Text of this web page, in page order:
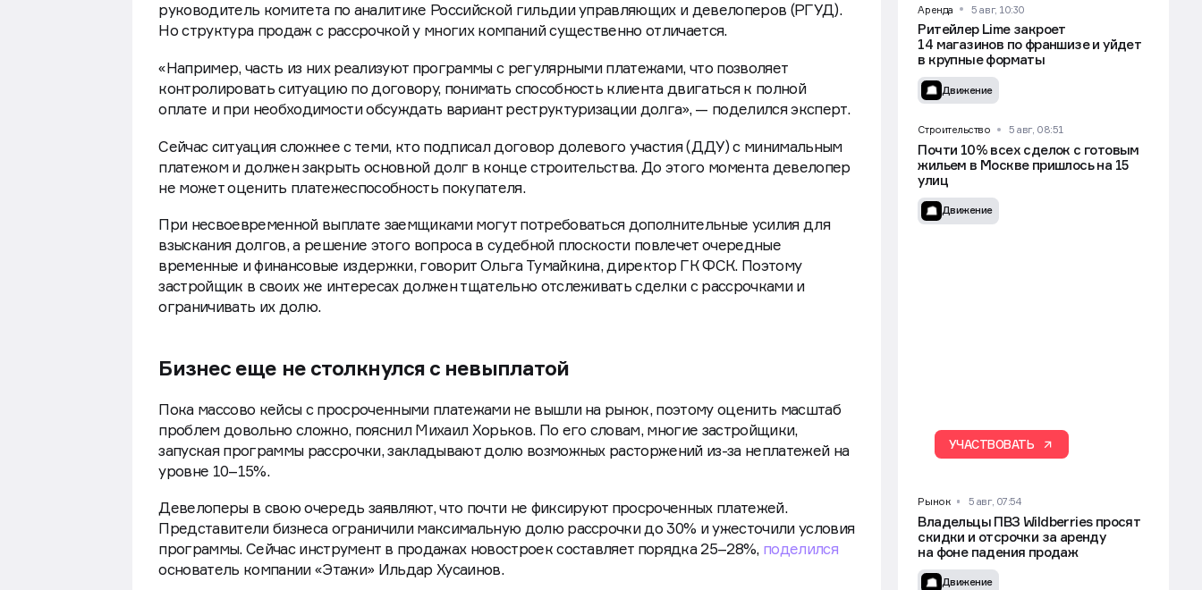
руководитель комитета по аналитике Российской гильдии управляющих и девелоперов (РГУД).
Но структура продаж с рассрочкой у многих компаний существенно отличается.
«Например, часть из них реализуют программы с регулярными платежами, что позволяет
контролировать ситуацию по договору, понимать способность клиента двигаться к полной
оплате и при необходимости обсуждать вариант реструктуризации долга», — поделился эксперт.
Сейчас ситуация сложнее с теми, кто подписал договор долевого участия (ДДУ) с минимальным
платежом и должен закрыть основной долг в конце строительства. До этого момента девелопер
не может оценить платежеспособность покупателя.
При несвоевременной выплате заемщиками могут потребоваться дополнительные усилия для
взыскания долгов, а решение этого вопроса в судебной плоскости повлечет очередные
временные и финансовые издержки, говорит Ольга Тумайкина, директор ГК ФСК. Поэтому
застройщик в своих же интересах должен тщательно отслеживать сделки с рассрочками и
ограничивать их долю.
Бизнес еще не столкнулся с невыплатой
Пока массово кейсы с просроченными платежами не вышли на рынок, поэтому оценить масштаб
проблем довольно сложно, пояснил Михаил Хорьков. По его словам, многие застройщики,
запуская программы рассрочки, закладывают долю возможных расторжений из-за неплатежей на
уровне 10–15%.
Девелоперы в свою очередь заявляют, что почти не фиксируют просроченных платежей.
Представители бизнеса ограничили максимальную долю рассрочки до 30% и ужесточили условия
программы. Сейчас инструмент в продажах новостроек составляет порядка 25–28%, поделился
основатель компании «Этажи» Ильдар Хусаинов.
Аренда 5 авг, 10:30
Ритейлер Lime закроет
14 магазинов по франшизе и уйдет
в крупные форматы
Движение
Строительство 5 авг, 08:51
Почти 10% всех сделок с готовым
жильем в Москве пришлось на 15
улиц
Движение
УЧАСТВОВАТЬ
Рынок 5 авг, 07:54
Владельцы ПВЗ Wildberries просят
скидки и отсрочки за аренду
на фоне падения продаж
Движение